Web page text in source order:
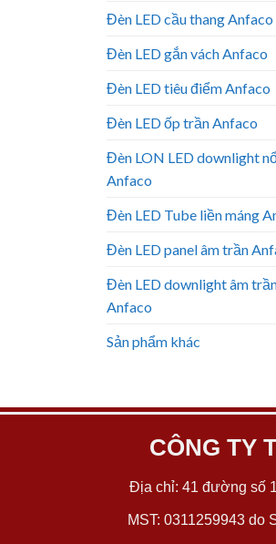
Đèn LED cầu thang Anfaco
Đèn LED gắn vách Anfaco
Đèn LED tiêu điểm Anfaco
Đèn LED ốp trần Anfaco
Đèn LON LED downlight
Anfaco
Đèn LED Tube liền máng
Đèn LED panel âm trần
Đèn LED downlight âm
Anfaco
Sản phẩm khác
CÔNG TY
Địa chỉ: 41 đường số
MST: 0311259943 do